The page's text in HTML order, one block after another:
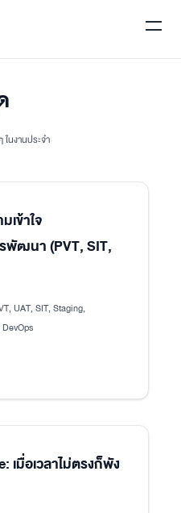
นงานประจำ
เข้าใจ
พัฒนา (PVT, SIT,
UAT, SIT, Staging,
เมื่อเวลาไม่ตรงก็พัง